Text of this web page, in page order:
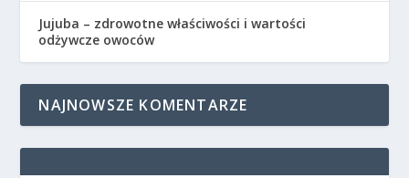
Jujuba – zdrowotne właściwości i wartości
odżywcze owoców
NAJNOWSZE KOMENTARZE